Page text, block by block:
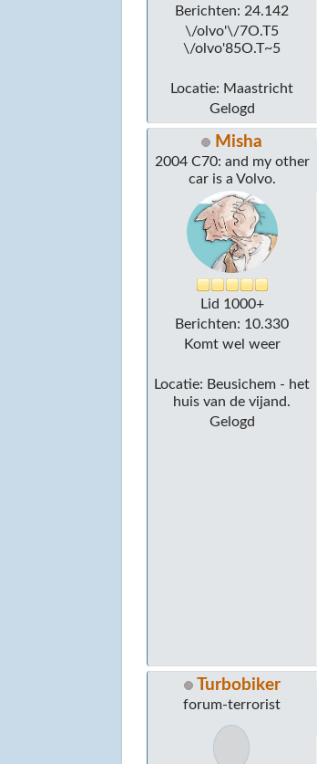
Berichten: 24.142
\/olvo'\/7O.T5
\/olvo'85O.T~5
Locatie: Maastricht
Gelogd
Misha
2004 C70: and my other
car is a Volvo.
Lid 1000+
Berichten: 10.330
Komt wel weer
Locatie: Beusichem - het
huis van de vijand.
Gelogd
Turbobiker
forum-terrorist